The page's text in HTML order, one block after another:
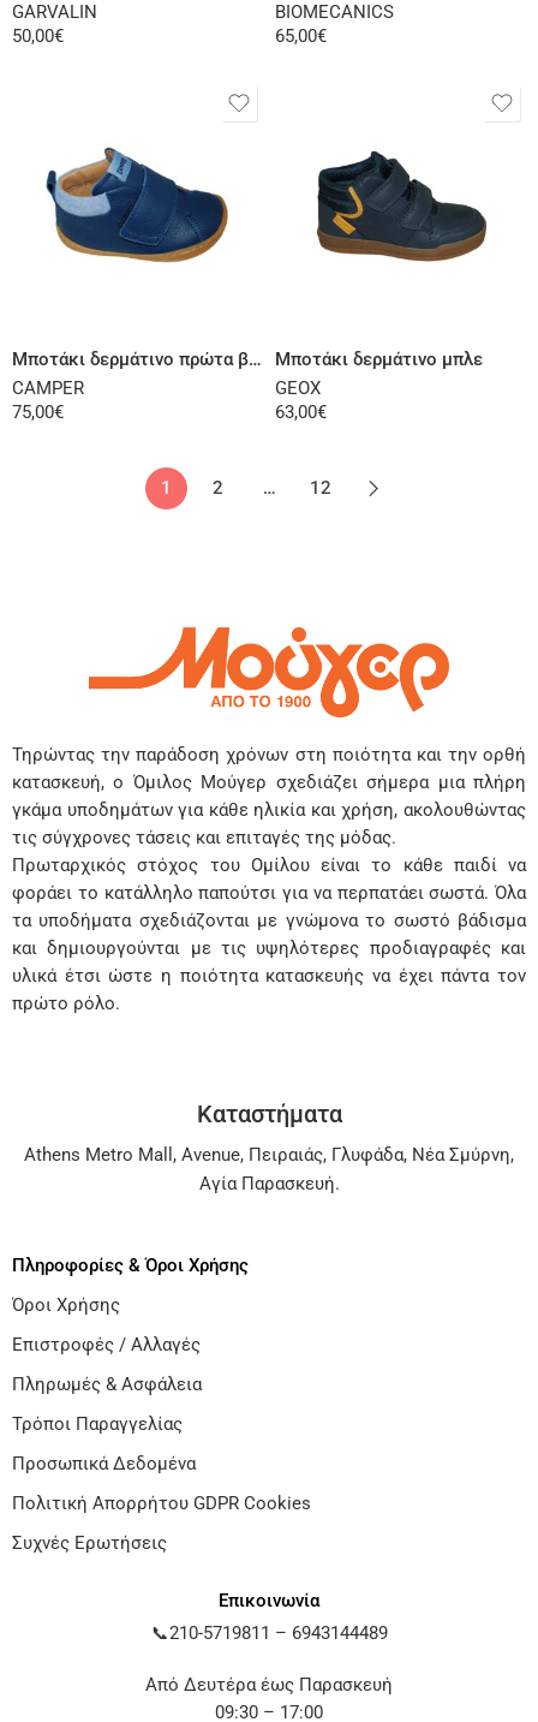
GARVALIN
50,00€
BIOMECANICS
65,00€
Μποτάκι δερμάτινο πρώτα βήματα μπλε
CAMPER
75,00€
Μποτάκι δερμάτινο μπλε
GEOX
63,00€
1 2 … 12
Τηρώντας την παράδοση χρόνων στη ποιότητα και την ορθή
κατασκευή, ο Όμιλος Μούγερ σχεδιάζει σήμερα μια πλήρη
γκάμα υποδημάτων για κάθε ηλικία και χρήση, ακολουθώντας
τις σύγχρονες τάσεις και επιταγές της μόδας.
Πρωταρχικός στόχος του Ομίλου είναι το κάθε παιδί να
φοράει το κατάλληλο παπούτσι για να περπατάει σωστά. Όλα
τα υποδήματα σχεδιάζονται με γνώμονα το σωστό βάδισμα
και δημιουργούνται με τις υψηλότερες προδιαγραφές και
υλικά έτσι ώστε η ποιότητα κατασκευής να έχει πάντα τον
πρώτο ρόλο.
Καταστήματα
Athens Metro Mall , Avenue, Πειραιάς, Γλυφάδα, Νέα Σμύρνη,
Αγία Παρασκευή.
Πληροφορίες & Όροι Χρήσης
Όροι Χρήσης
Επιστροφές / Αλλαγές
Πληρωμές & Ασφάλεια
Τρόποι Παραγγελίας
Προσωπικά Δεδομένα
Πολιτική Απορρήτου GDPR Cookies
Συχνές Ερωτήσεις
Επικοινωνία
📞210-5719811 – 6943144489
Από Δευτέρα έως Παρασκευή
09:30 – 17:00